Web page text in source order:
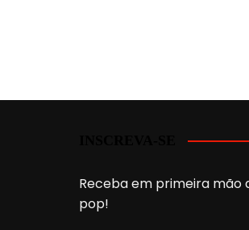
Receba em primeira mão
pop!